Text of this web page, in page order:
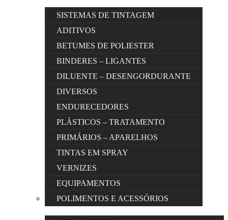
SISTEMAS DE TINTAGEM
ADITIVOS
BETUMES DE POLIESTER
BINDERES – LIGANTES
DILUENTE – DESENGORDURANTE
DIVERSOS
ENDURECEDORES
PLÁSTICOS – TRATAMENTO
PRIMÁRIOS – APARELHOS
TINTAS EM SPRAY
VERNIZES
EQUIPAMENTOS
POLIMENTOS E ACESSÓRIOS